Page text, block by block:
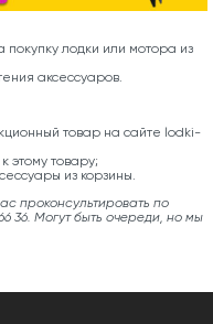
покупку лодки или мотора из
аксессуаров.
товар на сайте lodki-
этому товару;
из корзины.
проконсультировать по
36. Могут быть очереди, но мы